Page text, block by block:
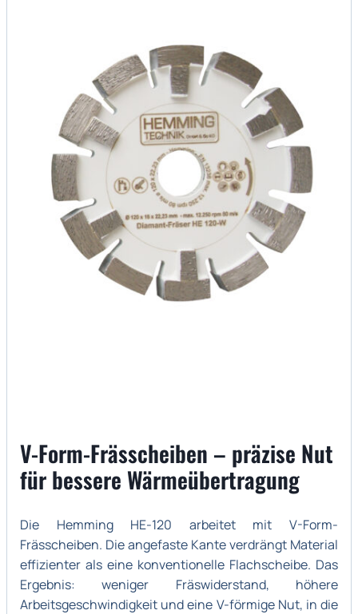
V-Form-Frässcheiben – präzise Nut
für bessere Wärmeübertragung
Die Hemming HE-120 arbeitet mit V-Form-
Frässcheiben. Die angefaste Kante verdrängt Material
effizienter als eine konventionelle Flachscheibe. Das
Ergebnis: weniger Fräswiderstand, höhere
Arbeitsgeschwindigkeit und eine V-förmige Nut, in die